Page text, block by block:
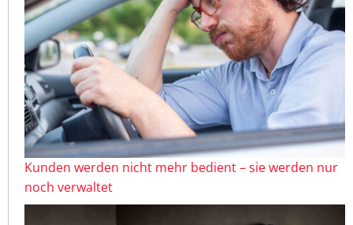
Kunden werden nicht mehr bedient – sie werden nur
noch verwaltet